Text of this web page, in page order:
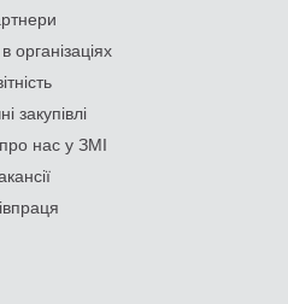
організаціях
закупівлі
нас у ЗМІ